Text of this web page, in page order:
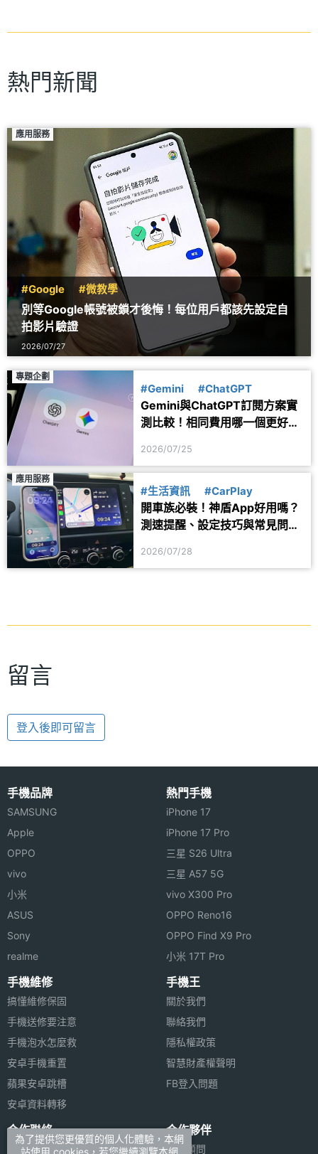
熱門新聞
應用服務
#Google #微教學
別等Google帳號被鎖才後悔！每位用戶都該先設定自
拍影片驗證
2026/07/27
專題企劃
#Gemini #ChatGPT
Gemini與ChatGPT訂閱方案實
測比較！相同費用哪一個更好
2026/07/25
應用服務
#生活資訊 #CarPlay
開車族必裝！神盾App好用嗎？
測速提醒、設定技巧與常見問題
2026/07/28
留言
登入後即可留言
手機品牌
SAMSUNG
Apple
OPPO
vivo
小米
ASUS
Sony
realme
熱門手機
iPhone 17
iPhone 17 Pro
三星 S26 Ultra
三星 A57 5G
vivo X300 Pro
OPPO Reno16
OPPO Find X9 Pro
小米 17T Pro
手機維修
搞懂維修保固
手機送修要注意
手機泡水怎麼救
安卓手機重置
蘋果安卓跳槽
安卓資料轉移
手機王
關於我們
聯絡我們
隱私權政策
智慧財產權聲明
FB登入問題
合作聯絡
廣告刊登
合作夥伴
法律顧問
為了提供您更優質的個人化體驗，本網
站使用 cookies，若您繼續瀏覽本網